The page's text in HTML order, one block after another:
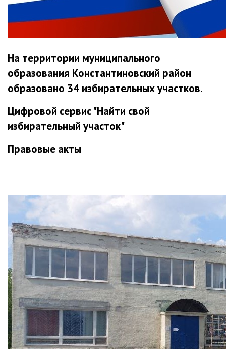
На территории муниципального
образования Константиновский район
образовано 34 избирательных участков.
Цифровой сервис "Найти свой
избирательный участок"
Правовые акты